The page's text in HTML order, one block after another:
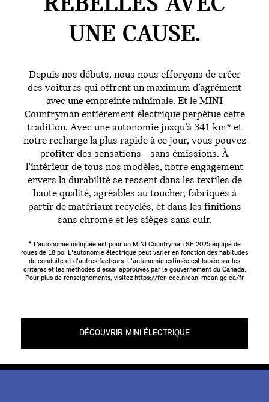
UNE CAUSE.
Depuis nos débuts, nous nous efforçons de créer
des voitures qui offrent un maximum d’agrément
avec une empreinte minimale. Et le MINI
Countryman entièrement électrique perpétue cette
tradition. Avec une autonomie jusqu’à 341 km* et
notre recharge la plus rapide à ce jour, vous pouvez
profiter des sensations – sans émissions. À
l’intérieur de tous nos modèles, notre engagement
envers la durabilité se ressent dans les textiles de
haute qualité, agréables au toucher, fabriqués à
partir de matériaux recyclés, et dans les finitions
sans chrome et les sièges sans cuir.
* L’autonomie indiquée est pour un MINI Countryman SE 2025 équipé de
roues de 18 po. L'autonomie électrique peut varier en fonction des habitudes
de conduite et d'autres facteurs. L'autonomie estimée est basée sur les
critères et les méthodes d'essai approuvés par le gouvernement du Canada.
Pour plus de renseignements, visitez https://fcr-ccc.nrcan-rncan.gc.ca/fr
DÉCOUVRIR MINI ÉLECTRIQUE